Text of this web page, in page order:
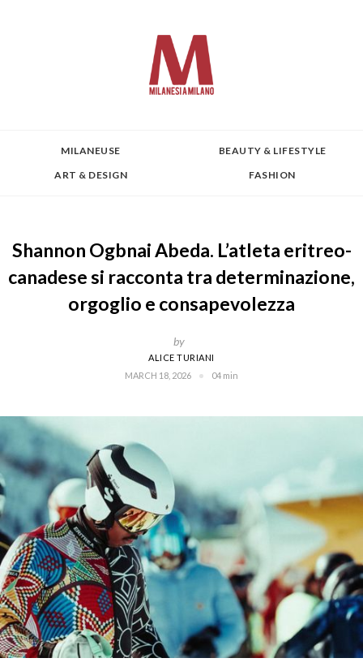
MILANEUSE
BEAUTY & LIFESTYLE
ART & DESIGN
FASHION
Shannon Ogbnai Abeda. L’atleta eritreo-
canadese si racconta tra determinazione,
orgoglio e consapevolezza
by
ALICE TURIANI
MARCH 18, 2026
04 min